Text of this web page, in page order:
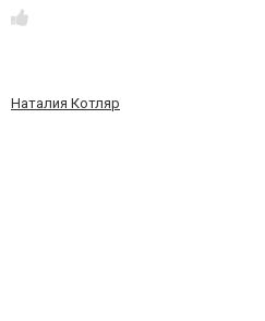
Наталия Котляр